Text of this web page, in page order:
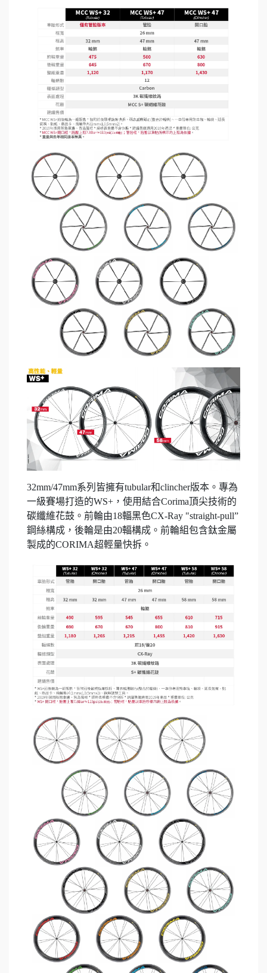
32mm/47mm系列皆擁有tubular和clincher版本。專為
一級賽場打造的WS+，使用結合Corima頂尖技術的
碳纖維花鼓。前輪由18輻黑色CX-Ray "straight-pull”
鋼絲構成，後輪是由20輻構成。前輪組包含鈦金屬
製成的CORIMA超輕量快拆。